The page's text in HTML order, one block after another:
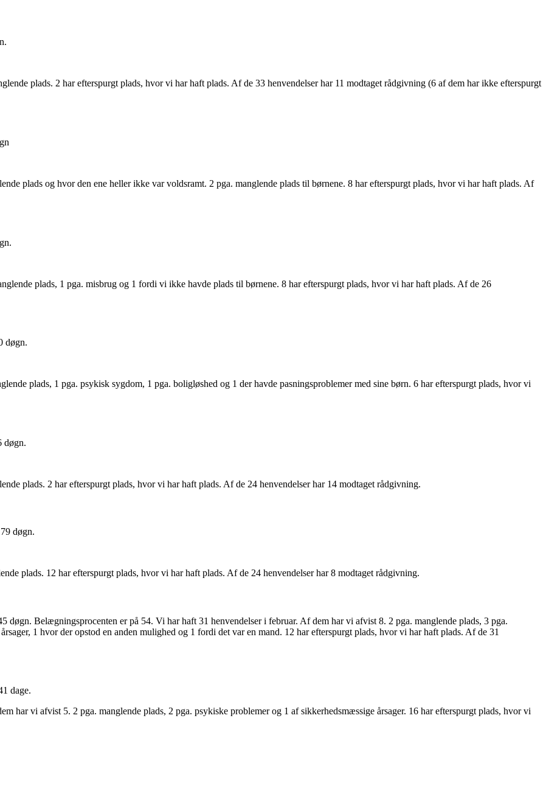
plads. 2 har efterspurgt plads, hvor vi har haft plads. Af de 33 henvendelser har 11 modtaget rådgivning (6 af dem har ikke efterspurgt
plads og hvor den ene heller ikke var voldsramt. 2 pga. manglende plads til børnene. 8 har efterspurgt plads, hvor vi har haft plads. Af
plads, 1 pga. misbrug og 1 fordi vi ikke havde plads til børnene. 8 har efterspurgt plads, hvor vi har haft plads. Af de 26
døgn.
plads, 1 pga. psykisk sygdom, 1 pga. boligløshed og 1 der havde pasningsproblemer med sine børn. 6 har efterspurgt plads, hvor vi
døgn.
plads. 2 har efterspurgt plads, hvor vi har haft plads. Af de 24 henvendelser har 14 modtaget rådgivning.
døgn.
plads. 12 har efterspurgt plads, hvor vi har haft plads. Af de 24 henvendelser har 8 modtaget rådgivning.
Belægningsprocenten er på 54. Vi har haft 31 henvendelser i februar. Af dem har vi afvist 8. 2 pga. manglende plads, 3 pga.
1 hvor der opstod en anden mulighed og 1 fordi det var en mand. 12 har efterspurgt plads, hvor vi har haft plads. Af de 31
dage.
har vi afvist 5. 2 pga. manglende plads, 2 pga. psykiske problemer og 1 af sikkerhedsmæssige årsager. 16 har efterspurgt plads, hvor vi